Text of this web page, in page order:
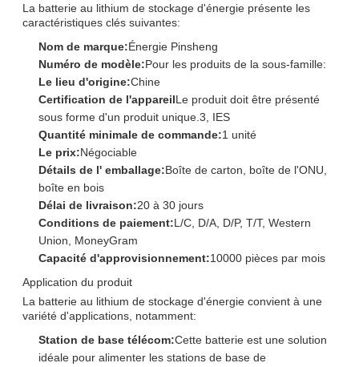
La batterie au lithium de stockage d'énergie présente les
caractéristiques clés suivantes:
Nom de marque:Énergie Pinsheng
Numéro de modèle:Pour les produits de la sous-famille:
Le lieu d'origine:Chine
Certification de l'appareilLe produit doit être présenté
sous forme d'un produit unique.3, IES
Quantité minimale de commande:1 unité
Le prix:Négociable
Détails de l' emballage:Boîte de carton, boîte de l'ONU,
boîte en bois
Délai de livraison:20 à 30 jours
Conditions de paiement:L/C, D/A, D/P, T/T, Western
Union, MoneyGram
Capacité d'approvisionnement:10000 pièces par mois
Application du produit
La batterie au lithium de stockage d'énergie convient à une
variété d'applications, notamment:
Station de base télécom:Cette batterie est une solution
idéale pour alimenter les stations de base de